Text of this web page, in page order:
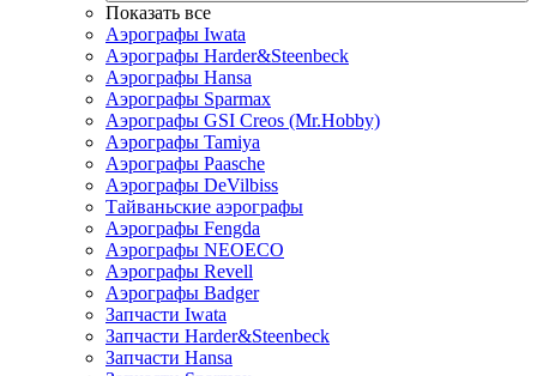
Показать все
Аэрографы Iwata
Аэрографы Harder&Steenbeck
Аэрографы Hansa
Аэрографы Sparmax
Аэрографы GSI Creos (Mr.Hobby)
Аэрографы Tamiya
Аэрографы Paasche
Аэрографы DeVilbiss
Тайваньские аэрографы
Аэрографы Fengda
Аэрографы NEOECO
Аэрографы Revell
Аэрографы Badger
Запчасти Iwata
Запчасти Harder&Steenbeck
Запчасти Hansa